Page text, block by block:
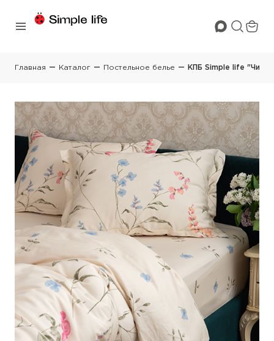
Главная Каталог Постельное белье КПБ Simple life